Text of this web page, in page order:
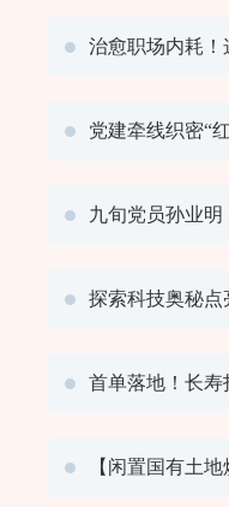
治愈职场内耗
党建牵线织密“
九旬党员孙业
探索科技奥秘
首单落地！长寿
【闲置国有土